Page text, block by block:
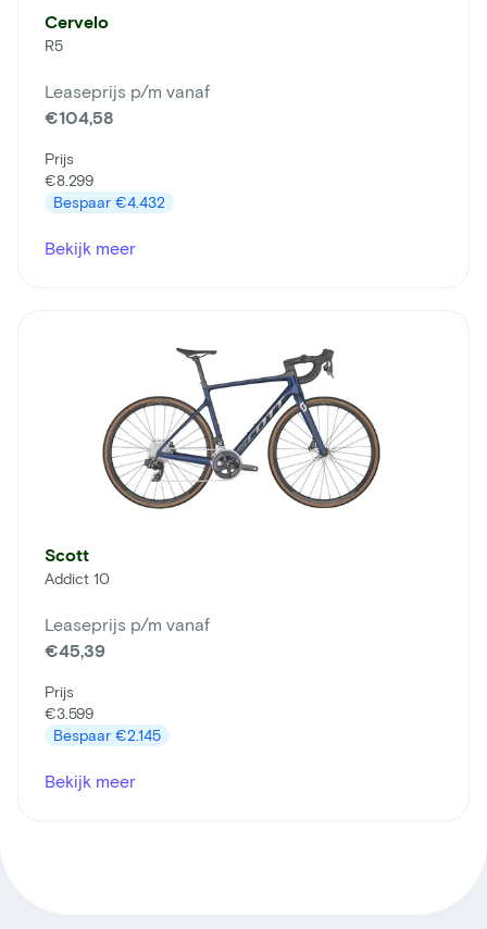
Cervelo
R5
Leaseprijs p/m vanaf
€104,58
Prijs
€8.299
Bespaar €4.432
Bekijk meer
Scott
Addict 10
Leaseprijs p/m vanaf
€45,39
Prijs
€3.599
Bespaar €2.145
Bekijk meer